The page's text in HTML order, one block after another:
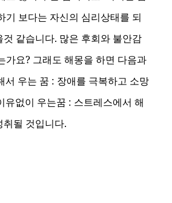
기 보다는 자신의 심리상태를 되
같습니다. 많은 후회와 불안감
가요? 그래도 해몽을 하면 다음과
서 우는 꿈 : 장애를 극복하고 소망
유없이 우는꿈 : 스트레스에서 해
될 것입니다.